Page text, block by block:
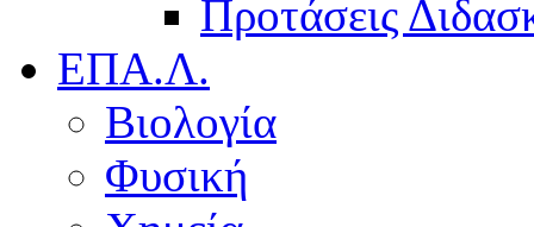
Προτάσεις
ΕΠΑ.Λ.
Βιολογία
Φυσική